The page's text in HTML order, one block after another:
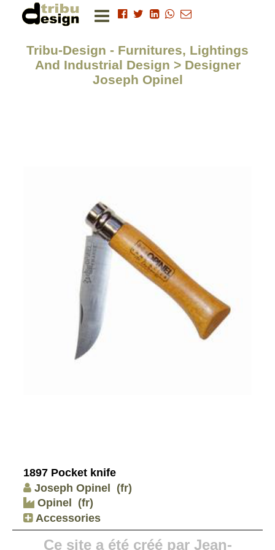
Tribu-Design - Furnitures, Lightings
And Industrial Design > Designer
Joseph Opinel
1897 Pocket knife
Joseph Opinel (fr)
Opinel
(fr)
Accessories
Ce site a été créé par Jean-